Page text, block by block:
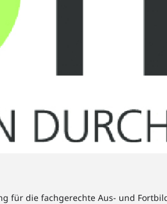
für die fachgerechte Aus- und